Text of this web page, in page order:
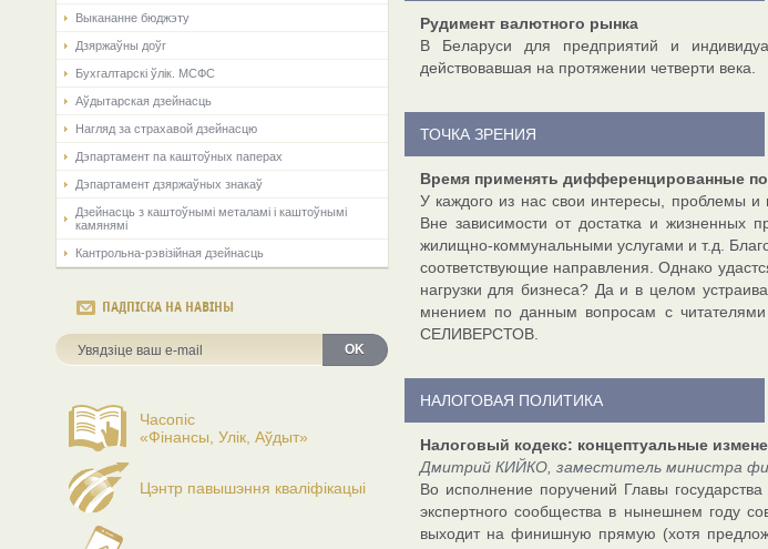
Выкананне бюджэту
Дзяржаўны доўг
Бухгалтарскі ўлік. МСФС
Аўдытарская дзейнасць
Нагляд за страхавой дзейнасцю
Дэпартамент па каштоўных паперах
Дэпартамент дзяржаўных знакаў
Дзейнасць з каштоўнымі металамі і каштоўнымі
камянямі
Кантрольна-рэвізійная дзейнасць
ПАДПІСКА НА НАВІНЫ
OK
Часопіс
«Фінансы, Улік, Аўдыт»
Цэнтр павышэння кваліфікацыі
Рудимент валютного рынка
В Беларуси для предприятий и
действовавшая на протяжении четверти века.
ТОЧКА ЗРЕНИЯ
Время применять дифференцированные
У каждого из нас свои интересы, проблемы
Вне зависимости от достатка и жизненных
жилищно-коммунальными услугами и т.д.
соответствующие направления. Однако
нагрузки для бизнеса? Да и в целом
мнением по данным вопросам с
СЕЛИВЕРСТОВ.
НАЛОГОВАЯ ПОЛИТИКА
Налоговый кодекс: концептуальные
Дмитрий КИЙКО, заместитель министра
Во исполнение поручений Главы
экспертного сообщества в нынешнем году
выходит на финишную прямую (хотя